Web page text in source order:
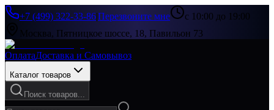
+7 (499) 322-33-86|Перезвоните мне
с 10:00 до 19:00
Москва, Пятницкое шоссе, 18, Павильон 73
ОплатаДоставка и Самовывоз
Каталог товаров
Поиск товаров...